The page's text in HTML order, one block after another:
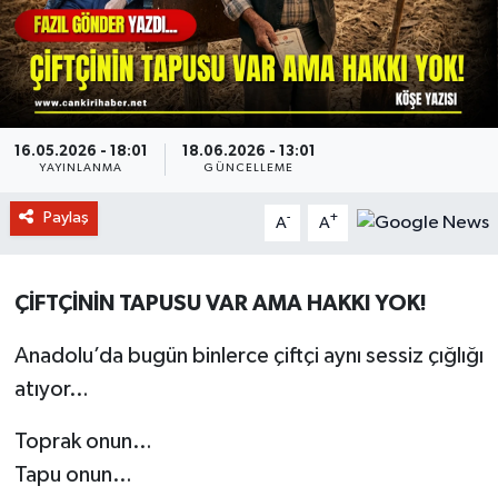
16.05.2026 - 18:01
YAYINLANMA
18.06.2026 - 13:01
GÜNCELLEME
Paylaş A- A+
ÇİFTÇİNİN TAPUSU VAR AMA HAKKI YOK!
Anadolu’da bugün binlerce çiftçi aynı sessiz çığlığı
atıyor…
Toprak onun…
Tapu onun…